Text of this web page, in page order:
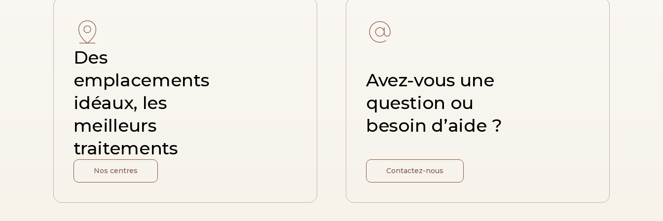
Des
emplacements
idéaux, les
meilleurs
traitements
Nos centres
Avez-vous une
question ou
besoin d’aide ?
Contactez-nous